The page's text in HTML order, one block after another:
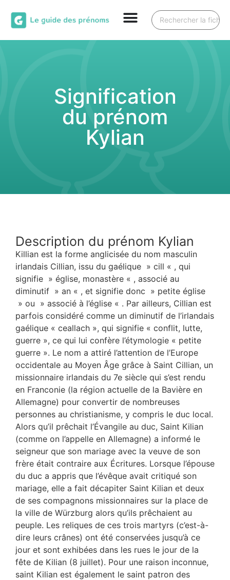
Signification
du prénom
Kylian
Description du prénom Kylian
Killian est la forme anglicisée du nom masculin
irlandais Cillian, issu du gaélique » cill « , qui
signifie » église, monastère « , associé au
diminutif » an « , et signifie donc » petite église
» ou » associé à l’église « . Par ailleurs, Cillian est
parfois considéré comme un diminutif de l’irlandais
gaélique « ceallach », qui signifie « conflit, lutte,
guerre », ce qui lui confère l’étymologie « petite
guerre ». Le nom a attiré l’attention de l’Europe
occidentale au Moyen Âge grâce à Saint Cillian, un
missionnaire irlandais du 7e siècle qui s’est rendu
en Franconie (la région actuelle de la Bavière en
Allemagne) pour convertir de nombreuses
personnes au christianisme, y compris le duc local.
Alors qu’il prêchait l’Évangile au duc, Saint Kilian
(comme on l’appelle en Allemagne) a informé le
seigneur que son mariage avec la veuve de son
frère était contraire aux Écritures. Lorsque l’épouse
du duc a appris que l’évêque avait critiqué son
mariage, elle a fait décapiter Saint Kilian et deux
de ses compagnons missionnaires sur la place de
la ville de Würzburg alors qu’ils prêchaient au
peuple. Les reliques de ces trois martyrs (c’est-à-
dire leurs crânes) ont été conservées jusqu’à ce
jour et sont exhibées dans les rues le jour de la
fête de Kilian (8 juillet). Pour une raison inconnue,
saint Kilian est également le saint patron des